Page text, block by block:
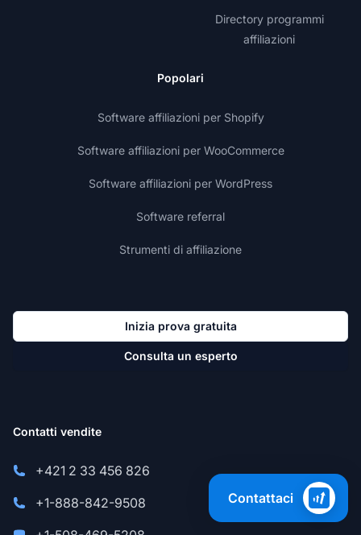
Directory programmi
affiliazioni
Popolari
Software affiliazioni per Shopify
Software affiliazioni per WooCommerce
Software affiliazioni per WordPress
Software referral
Strumenti di affiliazione
Inizia prova gratuita
Consulta un esperto
Contatti vendite
+421 2 33 456 826
+1-888-842-9508
Contattaci